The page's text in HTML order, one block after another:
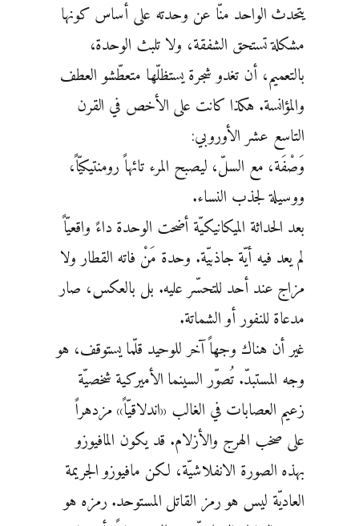
يتحدث الواحد منّا عن وحدته على أساس كونها
مشكلة تستحق الشفقة، ولا تلبث الوحدة،
بالتعميم، أن تغدو شجرة يستظلّها متعطّشو العطف
والمؤانسة. هكذا كانت على الأخص في القرن
التاسع عشر الأوروبي:
وَصْفَة، مع السلّ، ليصبح المرء تائهاً رومنتيكيّاً،
ووسيلة لجذب النساء.
بعد الحداثة الميكانيكيّة أضحت الوحدة داءً واقعيّاً
لم يعد فيه أيّة جاذبيّة. وحدة مَنْ فاته القطار ولا
مزاج عند أحد للتحسّر عليه. بل بالعكس، صار
مدعاة للنفور أو الشماتة.
غير أن هناك وجهاً آخر للوحيد قلّما يستوقف، هو
وجه المستبدّ. تُصوّر السينما الأميركية شخصيّة
زعيم العصابات في الغالب «اندلاقيّاً» مزدهراً
على صخب الهرج والأزلام. قد يكون المافيوزو
بهذه الصورة الانفلاشيّة، لكن مافيوزو الجريمة
العاديّة ليس هو رمز القاتل المستوحد. رمزه هو